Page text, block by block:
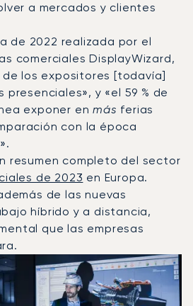
a mercados y clientes
de 2022 realizada por el
comerciales DisplayWizard,
de los expositores [todavía]
y «el 59 % de
exponer enmás ferias
con la época
resumen completo del sector
de 2023 en Europa.
de las nuevas
híbrido y a distancia,
que las empresas